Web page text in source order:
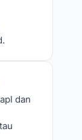
dan